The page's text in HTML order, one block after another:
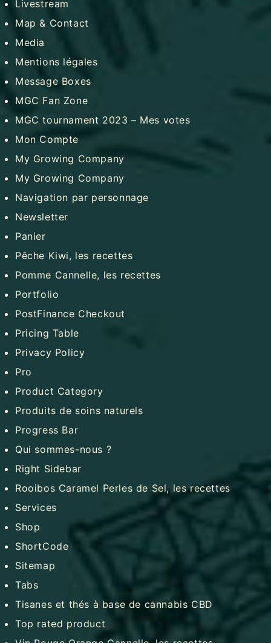
Livestream
Map & Contact
Media
Mentions légales
Message Boxes
MGC Fan Zone
MGC tournament 2023 – Mes votes
Mon Compte
My Growing Company
My Growing Company
Navigation par personnage
Newsletter
Panier
Pêche Kiwi, les recettes
Pomme Cannelle, les recettes
Portfolio
PostFinance Checkout
Pricing Table
Privacy Policy
Pro
Product Category
Produits de soins naturels
Progress Bar
Qui sommes-nous ?
Right Sidebar
Rooibos Caramel Perles de Sel, les recettes
Services
Shop
ShortCode
Sitemap
Tabs
Tisanes et thés à base de cannabis CBD
Top rated product